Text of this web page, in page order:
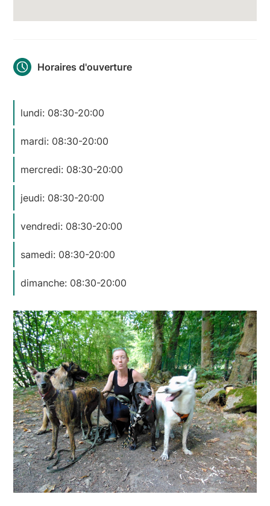
Horaires d'ouverture
lundi: 08:30-20:00
mardi: 08:30-20:00
mercredi: 08:30-20:00
jeudi: 08:30-20:00
vendredi: 08:30-20:00
samedi: 08:30-20:00
dimanche: 08:30-20:00